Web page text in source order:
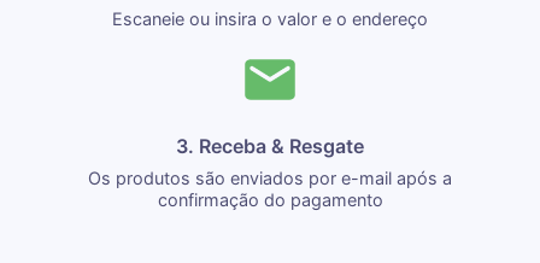
Escaneie ou insira o valor e o endereço
3. Receba & Resgate
Os produtos são enviados por e-mail após a
confirmação do pagamento